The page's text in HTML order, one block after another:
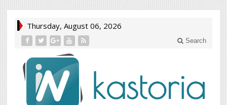
Thursday, August 06, 2026
Search